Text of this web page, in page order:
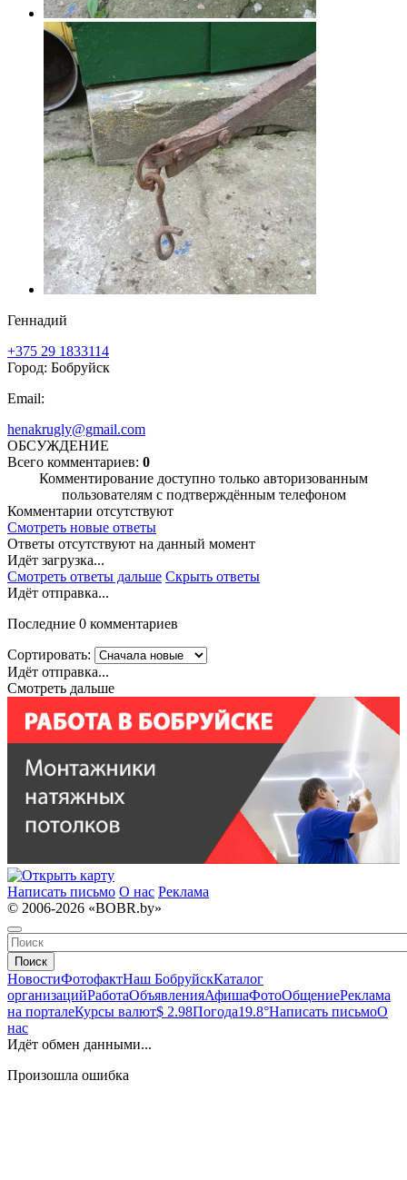
Геннадий
+375 29 1833114
Город: Бобруйск
Email:
henakrugly@gmail.com
ОБСУЖДЕНИЕ
Всего комментариев: 0
Комментирование доступно только авторизованным
пользователям с подтверждённым телефоном
Комментарии отсутствуют
Смотреть новые ответы
Ответы отсутствуют на данный момент
Идёт загрузка...
Смотреть ответы дальше Скрыть ответы
Идёт отправка...
Последние 0 комментариев
Сортировать:
Идёт отправка...
Смотреть дальше
Написать письмо О нас Реклама
© 2006-2026 «BOBR.by»
Поиск
НовостиФотофактНаш БобруйскКаталог
организацийРаботаОбъявленияАфишаФотоОбщениеРеклама
на порталеКурсы валют$ 2.98Погода19.8°Написать письмоО
нас
Идёт обмен данными...
Произошла ошибка